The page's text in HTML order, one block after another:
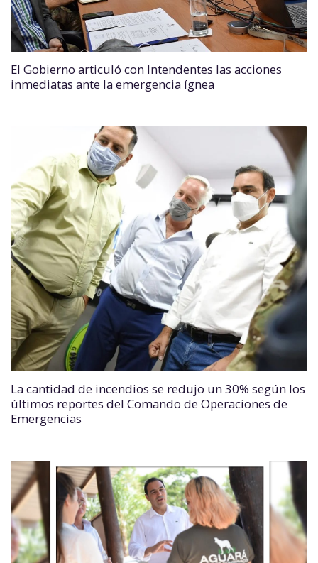
El Gobierno articuló con Intendentes las acciones
inmediatas ante la emergencia ígnea
La cantidad de incendios se redujo un 30% según los
últimos reportes del Comando de Operaciones de
Emergencias